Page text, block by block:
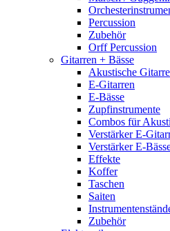
Percussion
Zubehör
Orff Percussion
Gitarren + Bässe
Akustische
E-Gitarren
E-Bässe
Zupfinstrumente
Combos für
Verstärker E-
Verstärker E-
Effekte
Koffer
Taschen
Saiten
Zubehör